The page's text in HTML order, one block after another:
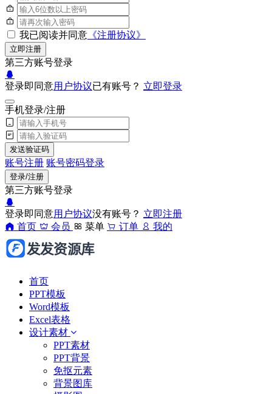
我已阅读并同意 《注册协议》
立即注册
第三方账号登录
登录即同意用户协议已有账号？ 立即登录
手机登录/注册
发送验证码
账号注册 账号密码登录
登录/注册
第三方账号登录
登录即同意用户协议没有账号？ 立即注册
首页
会员 菜单 订单 我的
首页
PPT模板
Word模板
Excel表格
设计素材
PPT素材
PPT背景
免抠元素
背景图库